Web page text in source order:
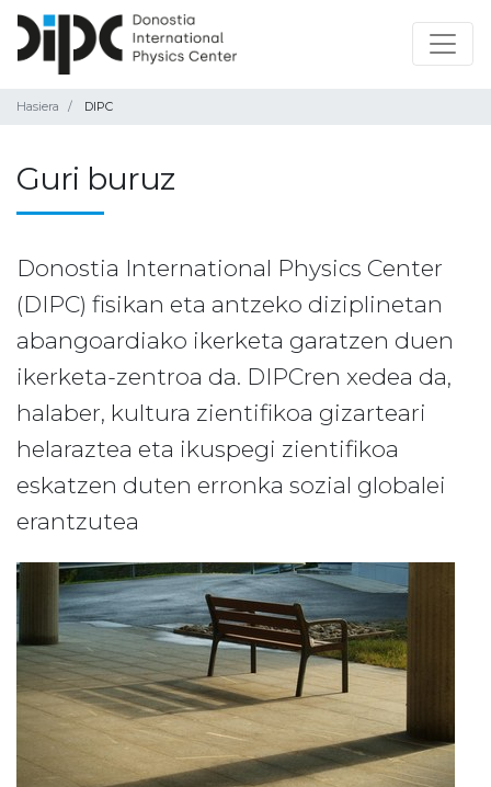
Hasiera DIPC
Guri buruz
Donostia International Physics Center
(DIPC) fisikan eta antzeko diziplinetan
abangoardiako ikerketa garatzen duen
ikerketa-zentroa da. DIPCren xedea da,
halaber, kultura zientifikoa gizarteari
helaraztea eta ikuspegi zientifikoa
eskatzen duten erronka sozial globalei
erantzutea